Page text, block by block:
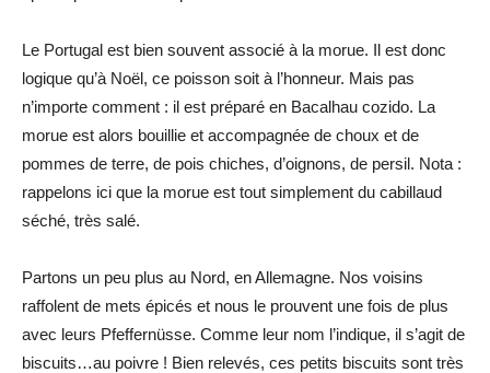
Le Portugal est bien souvent associé à la morue. Il est donc
logique qu’à Noël, ce poisson soit à l’honneur. Mais pas
n’importe comment : il est préparé en Bacalhau cozido. La
morue est alors bouillie et accompagnée de choux et de
pommes de terre, de pois chiches, d’oignons, de persil. Nota :
rappelons ici que la morue est tout simplement du cabillaud
séché, très salé.
Partons un peu plus au Nord, en Allemagne. Nos voisins
raffolent de mets épicés et nous le prouvent une fois de plus
avec leurs Pfeffernüsse. Comme leur nom l’indique, il s’agit de
biscuits…au poivre ! Bien relevés, ces petits biscuits sont très